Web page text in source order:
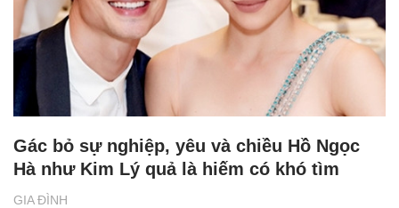
GIA ĐÌNH
Gác bỏ sự nghiệp, yêu và chiều Hồ Ngọc
Hà như Kim Lý quả là hiếm có khó tìm